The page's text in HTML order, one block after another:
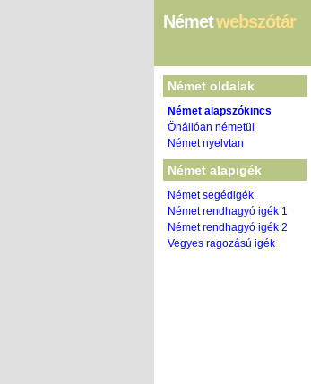
Németwebszótár
Német oldalak
Német alapszókincs
Önállóan németül
Német nyelvtan
Német alapigék
Német segédigék
Német rendhagyó igék 1
Német rendhagyó igék 2
Vegyes ragozású igék